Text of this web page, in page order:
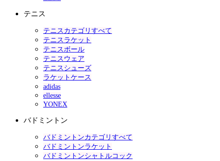
テニス
テニスカテゴリすべて
テニスラケット
テニスボール
テニスウェア
テニスシューズ
ラケットケース
adidas
ellesse
YONEX
バドミントン
バドミントンカテゴリすべて
バドミントンラケット
バドミントンシャトルコック